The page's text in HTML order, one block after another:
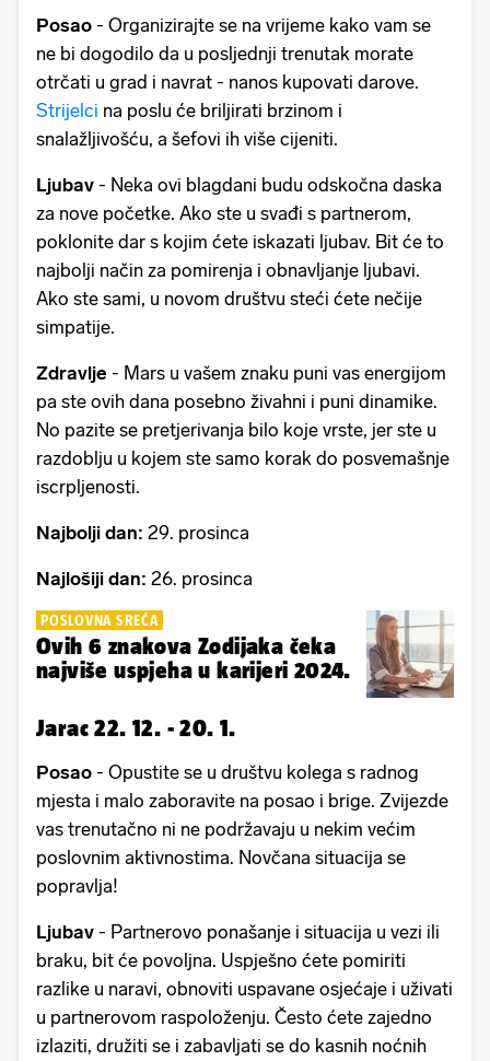
Posao - Organizirajte se na vrijeme kako vam se
ne bi dogodilo da u posljednji trenutak morate
otrčati u grad i navrat - nanos kupovati darove.
Strijelci na poslu će briljirati brzinom i
snalažljivošću, a šefovi ih više cijeniti.
Ljubav - Neka ovi blagdani budu odskočna daska
za nove početke. Ako ste u svađi s partnerom,
poklonite dar s kojim ćete iskazati ljubav. Bit će to
najbolji način za pomirenja i obnavljanje ljubavi.
Ako ste sami, u novom društvu steći ćete nečije
simpatije.
Zdravlje - Mars u vašem znaku puni vas energijom
pa ste ovih dana posebno živahni i puni dinamike.
No pazite se pretjerivanja bilo koje vrste, jer ste u
razdoblju u kojem ste samo korak do posvemašnje
iscrpljenosti.
Najbolji dan: 29. prosinca
Najlošiji dan: 26. prosinca
POSLOVNA SREĆA
Ovih 6 znakova Zodijaka čeka
najviše uspjeha u karijeri 2024.
Jarac 22. 12. - 20. 1.
Posao - Opustite se u društvu kolega s radnog
mjesta i malo zaboravite na posao i brige. Zvijezde
vas trenutačno ni ne podržavaju u nekim većim
poslovnim aktivnostima. Novčana situacija se
popravlja!
Ljubav - Partnerovo ponašanje i situacija u vezi ili
braku, bit će povoljna. Uspješno ćete pomiriti
razlike u naravi, obnoviti uspavane osjećaje i uživati
u partnerovom raspoloženju. Često ćete zajedno
izlaziti, družiti se i zabavljati se do kasnih noćnih